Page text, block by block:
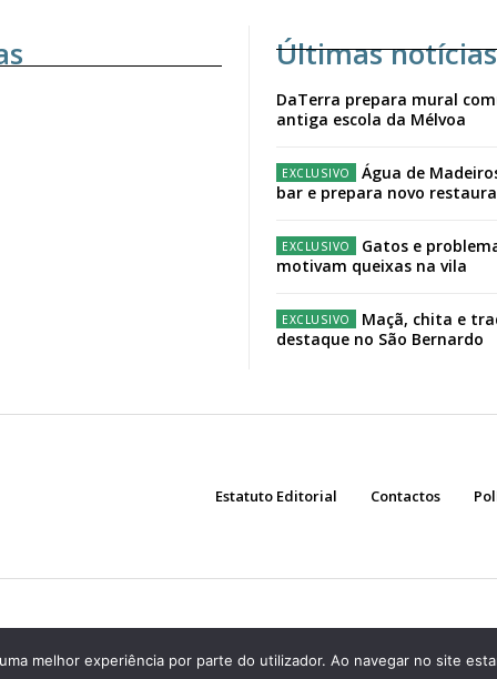
Últimas notícias
DaTerra prepara mural
antiga escola da Mélvoa
Água de
bar e prepara novo
Gatos e
motivam queixas na vila
Maçã, chita e
destaque no São Bernardo
Estatuto Editorial Contactos
Aceda ao conteúdo premium do Região de Cister! Assine já!
melhor experiência por parte do utilizador. Ao navegar no site